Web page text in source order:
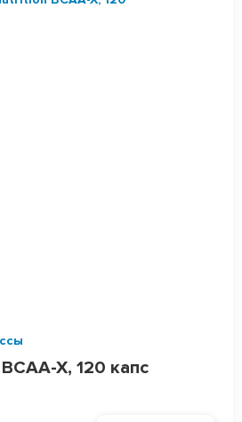
X, 120 капс